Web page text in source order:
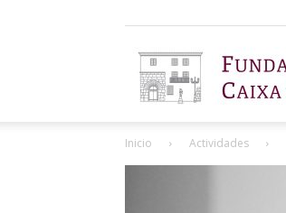
Inicio Actividades